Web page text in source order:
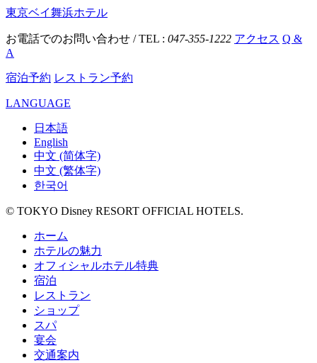
東京ベイ舞浜ホテル
お電話でのお問い合わせ / TEL : 047-355-1222 アクセス Q &
A
宿泊予約 レストラン予約
LANGUAGE
日本語
English
中文 (简体字)
中文 (繁体字)
한국어
© TOKYO Disney RESORT OFFICIAL HOTELS.
ホーム
ホテルの魅力
オフィシャルホテル特典
宿泊
レストラン
ショップ
スパ
宴会
交通案内